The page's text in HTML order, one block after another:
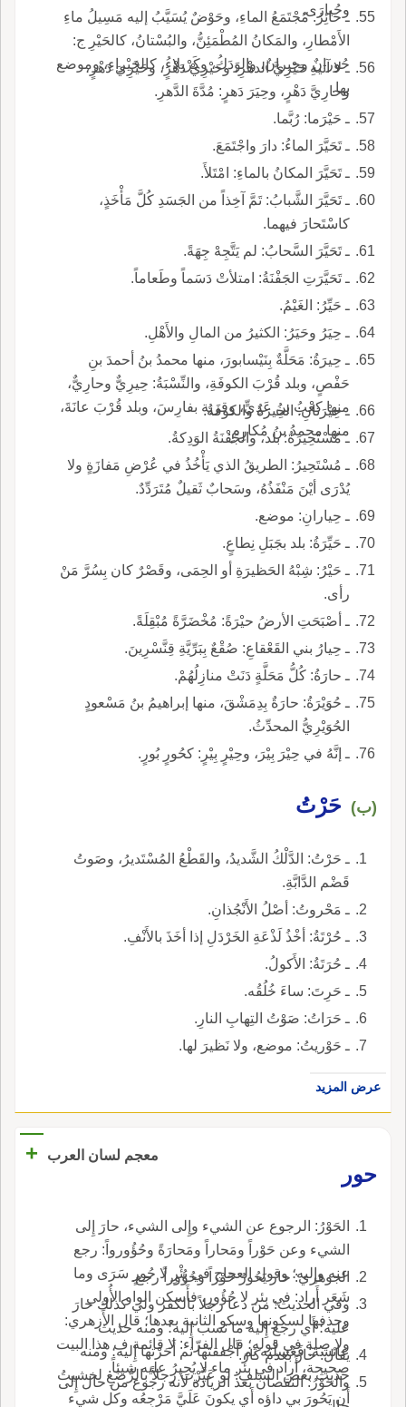
وحُيارَى.
ـ حائِرُ: مُجْتَمَعُ الماءِ، وحَوْضٌ يُسَيَّبُ إليه مَسِيلُ ماءِ
الأَمْطارِ، والمَكانُ المُطْمَئِنُّ، والبُسْتانُ، كالحَيْرِ ج:
حُورانٌ وحِيرانٌ، والوَدَكُ، وكَرْبلاءُ، كالحَيْراءِ، وموضع
بها.
ـ لا آتيهِ حَيْرِيَّ الدهْرِ، وحَيْرِيْ دَهْرٍ، وحَيْرِيَ دَهْرٍ،
وحارِيَّ دَهْرٍ، وحِيَرَ دَهرٍ: مُدَّةَ الدَّهرِ.
ـ حَيْرَما: رُبَّما.
ـ تَحَيَّرَ الماءُ: دارَ واجْتَمَعَ.
ـ تَحَيَّرَ المكانُ بالماءِ: امْتَلأَ.
ـ تَحَيَّرَ الشَّبابُ: تَمَّ آخِذاً من الجَسَدِ كُلَّ مَأْخَذٍ،
كاسْتَحارَ فيهما.
ـ تَحَيَّرَ السَّحابُ: لم يَتَّجِهْ جِهَةً.
ـ تَحَيَّرَتِ الجَفْنَةُ: امتلأتْ دَسَماً وطَعاماً.
ـ حَيِّرُ: الغَيْمُ.
ـ حِيَرُ وحَيَرُ: الكثيرُ من المالِ والأَهْلِ.
ـ حِيرَةُ: مَحَلَّةٌ بِنَيْسابورَ، منها محمدُ بنُ أحمدَ بنِ
حَفْصٍ، وبلد قُرْبَ الكوفَةِ، والنِّسْبَةُ: حِيرِيٌّ وحارِيٌّ،
منها كعْبُ بنُ عَدِيٍّ، وقرية بفارِسَ، وبلد قُرْبَ عانَةَ،
منها محمدُ بنُ مُكارِمٍ.
ـ حِيْرَتانِ: الحِيرَةُ والكوفَةُ.
ـ مُسْتَحِيرَةُ: بلد، والجَفْنَةُ الوَدِكةُ.
ـ مُسْتَحِيرُ: الطريقُ الذي يَأْخُذُ في عُرْضِ مَفازَةٍ ولا
يُدْرَى أيْنَ مَنْفَذُهُ، وسَحابٌ ثَقيلٌ مُتَرَدِّدٌ.
ـ حِيارانِ: موضع.
ـ حَيِّرَةُ: بلد بجَبَلِ نِطاعٍ.
ـ حَيْرُ: شِبْهُ الحَظيرَةِ أو الحِمَى، وقَصْرٌ كان بِسُرَّ مَنْ
رأى.
ـ أصْبَحَتِ الأرضُ حيْرَةً: مُخْضَرَّةً مُبْقِلَةً.
ـ حِيارُ بني القَعْقاعِ: صُقْعٌ بِبَرِّيَّةِ قِنَّسْرِينَ.
ـ حارَةُ: كُلُّ مَحَلَّةٍ دَنَتْ منازِلُهُمْ.
ـ حُوَيْرَةُ: حارَةٌ بِدِمَشْقَ، منها إبراهيمُ بنُ مَسْعودٍ
الحُوَيْرِيُّ المحدِّثُ.
ـ إنَّهُ في حِيْرَ بِيْرَ، وحِيْرٍ بِيْرٍ: كحُورٍ بُورٍ.
(ب) حَرْتُ
ـ حَرْتُ: الدَّلْكُ الشَّديدُ، والقَطْعُ المُسْتَديرُ، وصَوتُ
قَضْم الدَّابَّةِ.
ـ مَحْروتُ: أصْلُ الأَنْجُذانِ.
ـ حُرْتَةُ: أخْذُ لَذْعَةِ الخَرْدَلِ إذا أخَذَ بالأَنْفِ.
ـ حُرَتَةُ: الأَكولُ.
ـ حَرِتَ: ساءَ خُلُقُه.
ـ حَرَاتُ: صَوْتُ التِهابِ النارِ.
ـ حَوْريتُ: موضع، ولا نَظيرَ لها.
عرض المزيد
معجم لسان العرب
+
حور
الحَوْرُ: الرجوع عن الشيء وإِلى الشيء، حارَ إِلى
الشيء وعن حَوْراً ومَحاراً ومَحارَةً وحُؤُورواً: رجع
عنه وإِليه؛ وقول العجاج في بِئْرِ لا حُورٍ سَرَى وما
شَعَر أَراد: في بئر لا حُؤُورٍ، فأَسكن الواو الأُولى
وحذفها لسكونها وسكو الثانية بعدها؛ قال الأَزهري:
ولا صلة في قوله؛ قال الفرّاء: لا قائمة ف هذا البيت
صحيحة، أَراد في بئر ماء لا يُحِيرُ عليه شيئاً.
الجوهري: حار يَحُورُ حَوْراً وحُؤُوراً رجع.
وفي الحديث: من دعا رجلاً بالكفر ولي كذلك حارَ
عليه؛ أَي رجع إِليه ما نسب إِليه؛ ومنه حديث
عائشة: فَغَسلْته ثم أَجْفقتها ثم أَحَرْتها إِليه؛ ومنه
حديث بعض السلف: لو عَيَّرْت رجلاً بالرَّضَعِ لخشيتُ
أَن يَحُورَ بي داؤه أَي يكونَ عَلَيَّ مَرْجِعُه وكل شيء
يقال: حارَ بعدم كارَ.
والحَوْرُ: النقصان بعد الزيادة لأَنه رجوع من حال إِلى